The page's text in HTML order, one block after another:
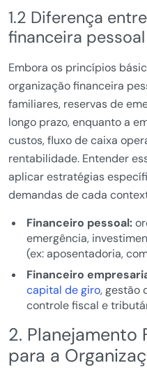
1.2 Diferença
financeira
Embora os princípios
organização financeira
familiares, reservas de
longo prazo, enquanto a
custos, fluxo de caixa
rentabilidade. Entender
aplicar estratégias
demandas de cada
Financeiro pessoal:
emergência,
(ex: aposentadoria,
Financeiro
capital de giro, gestão
controle fiscal e
2. Planejamento
para a